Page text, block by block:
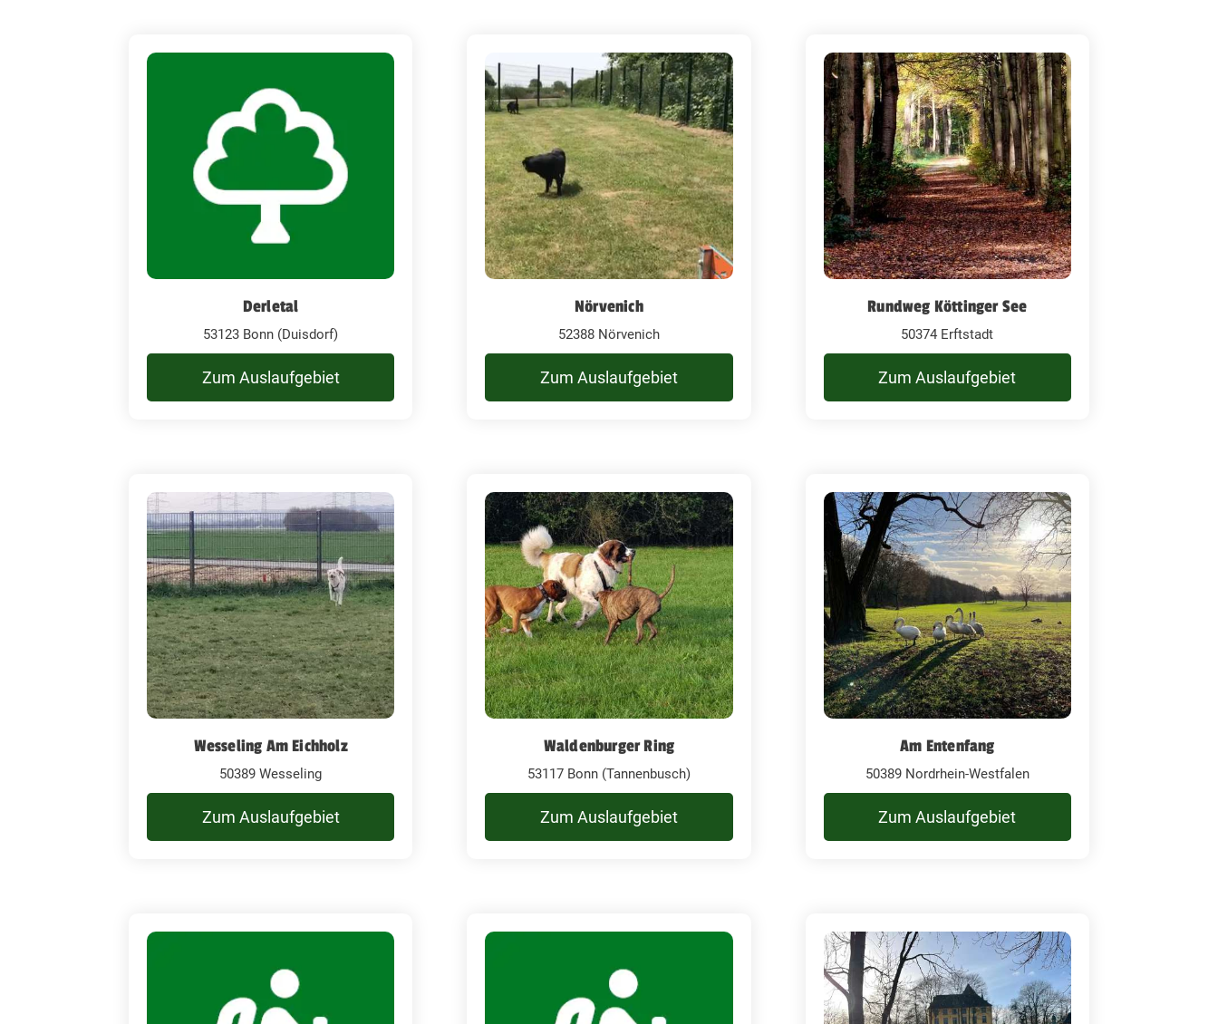
Derletal
53123 Bonn (Duisdorf)
Zum Auslaufgebiet
Nörvenich
52388 Nörvenich
Zum Auslaufgebiet
Rundweg Köttinger See
50374 Erftstadt
Zum Auslaufgebiet
Wesseling Am Eichholz
50389 Wesseling
Zum Auslaufgebiet
Waldenburger Ring
53117 Bonn (Tannenbusch)
Zum Auslaufgebiet
Am Entenfang
50389 Nordrhein-Westfalen
Zum Auslaufgebiet